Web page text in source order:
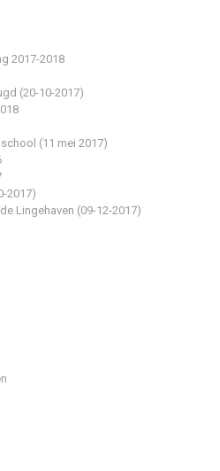
2017-2018
(20-10-2017)
(11 mei 2017)
2017)
Lingehaven (09-12-2017)